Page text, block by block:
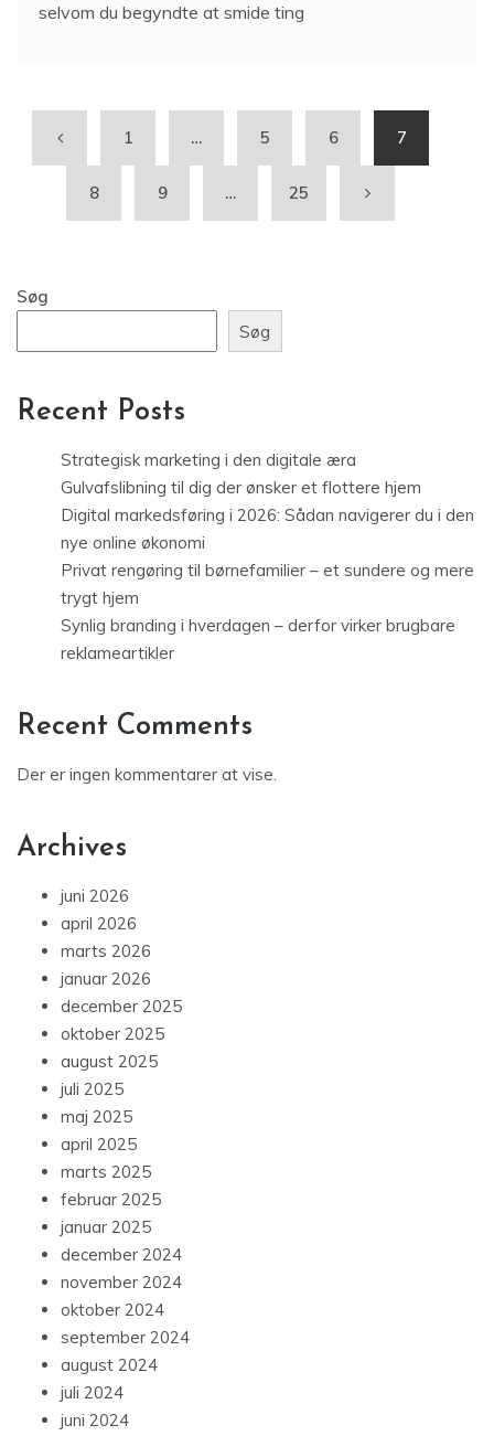
selvom du begyndte at smide ting
1 … 5 6 7
8 9 … 25
Søg
Søg
Recent Posts
Strategisk marketing i den digitale æra
Gulvafslibning til dig der ønsker et flottere hjem
Digital markedsføring i 2026: Sådan navigerer du i den
nye online økonomi
Privat rengøring til børnefamilier – et sundere og mere
trygt hjem
Synlig branding i hverdagen – derfor virker brugbare
reklameartikler
Recent Comments
Der er ingen kommentarer at vise.
Archives
juni 2026
april 2026
marts 2026
januar 2026
december 2025
oktober 2025
august 2025
juli 2025
maj 2025
april 2025
marts 2025
februar 2025
januar 2025
december 2024
november 2024
oktober 2024
september 2024
august 2024
juli 2024
juni 2024